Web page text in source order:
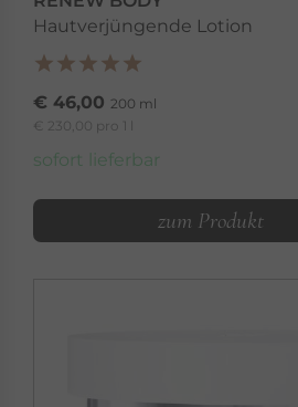
Hautverjüngende Lotion
€ 46,00 200 ml
€ 230,00 pro 1 l
sofort lieferbar
zum Produkt